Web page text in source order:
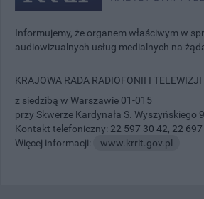
Informujemy, że organem właściwym w
audiowizualnych usług medialnych na
KRAJOWA RADA RADIOFONII I TELEWIZJI
z siedzibą w Warszawie 01-015
przy Skwerze Kardynała S. Wyszyńskiego 9.
Kontakt telefoniczny: 22 597 30 42, 22
Więcej informacji:
www.krrit.gov.pl